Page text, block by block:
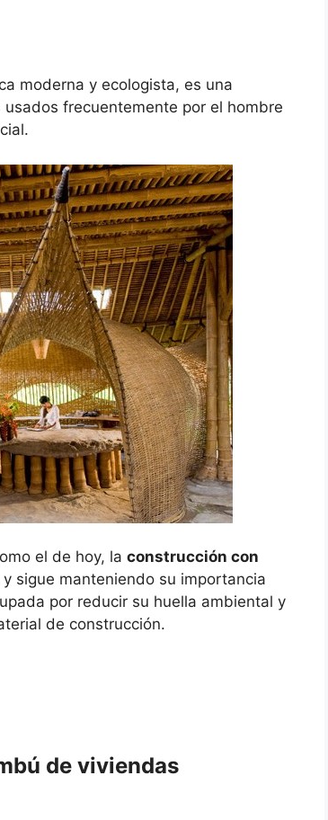
moderna y ecologista, es una
frecuentemente por el hombre
el de hoy, la construcción con
sigue manteniendo su importancia
por reducir su huella ambiental y
de construcción.
de viviendas